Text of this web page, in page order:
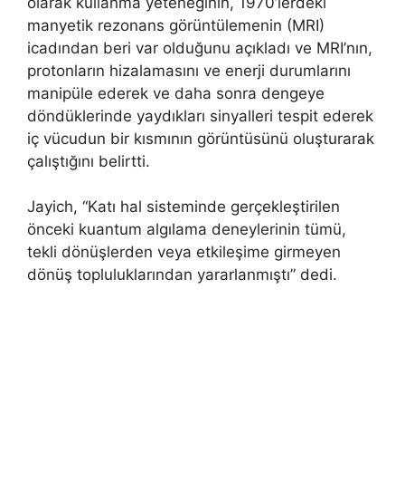
manyetik rezonans görüntülemenin (MRI)
icadından beri var olduğunu açıkladı ve MRI’nın,
protonların hizalamasını ve enerji durumlarını
manipüle ederek ve daha sonra dengeye
döndüklerinde yaydıkları sinyalleri tespit ederek
iç vücudun bir kısmının görüntüsünü oluşturarak
çalıştığını belirtti.
Jayich, “Katı hal sisteminde gerçekleştirilen
önceki kuantum algılama deneylerinin tümü,
tekli dönüşlerden veya etkileşime girmeyen
dönüş topluluklarından yararlanmıştı” dedi.